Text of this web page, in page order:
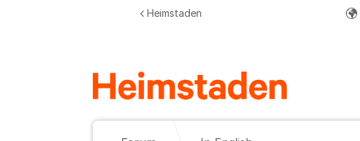
Heimstaden